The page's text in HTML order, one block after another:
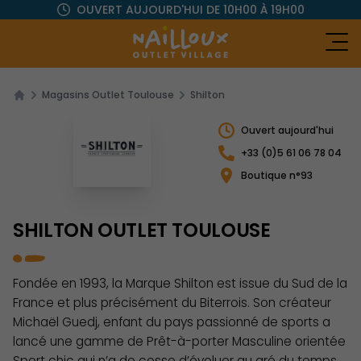
OUVERT AUJOURD'HUI DE 10H00 À 19H00
Magasins Outlet Toulouse Shilton
Ouvert aujourd'hui
+33 (0)5 61 06 78 04
Boutique n°93
SHILTON OUTLET TOULOUSE
Fondée en 1993, la Marque Shilton est issue du Sud de la
France et plus précisément du Biterrois. Son créateur
Michaël Guedj, enfant du pays passionné de sports a
lancé une gamme de Prêt-à-porter Masculine orientée